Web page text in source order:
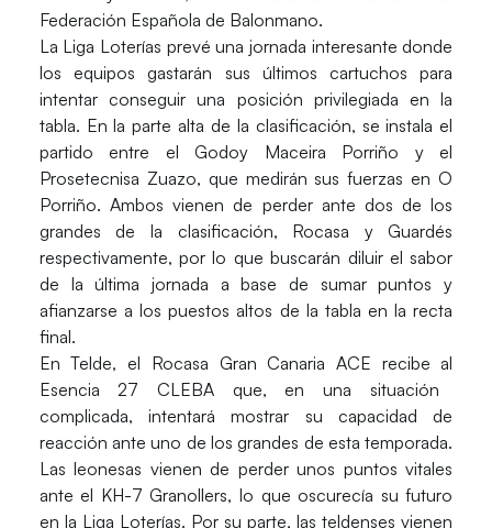
Federación Española de Balonmano.
La Liga Loterías prevé una jornada interesante donde
los equipos gastarán sus últimos cartuchos para
intentar conseguir una posición privilegiada en la
tabla. En la parte alta de la clasificación, se instala el
partido entre elGodoy Maceira Porriño y el
Prosetecnisa Zuazo, que medirán sus fuerzas en O
Porriño. Ambos vienen de perder ante dos de los
grandes de la clasificación, Rocasa y Guardés
respectivamente, por lo que buscarán diluir el sabor
de la última jornada a base de sumar puntos y
afianzarse a los puestos altos de la tabla en la recta
final.
En Telde, el Rocasa Gran Canaria ACE recibe al
Esencia 27 CLEBA que, en una situación
complicada, intentará mostrar su capacidad de
reacción ante uno de los grandes de esta temporada.
Las leonesas vienen de perder unos puntos vitales
ante el KH-7 Granollers, lo que oscurecía su futuro
en la Liga Loterías. Por su parte, las teldenses vienen